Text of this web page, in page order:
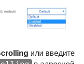
или введите